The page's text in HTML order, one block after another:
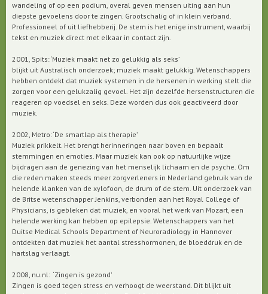
wandeling of op een podium, overal geven mensen uiting aan hun
diepste gevoelens door te zingen. Grootschalig of in klein verband.
Professioneel of uit liefhebberij. De stem is het enige instrument, waarbij
tekst en muziek direct met elkaar in contact zijn.
2001, Spits: ‘Muziek maakt net zo gelukkig als seks’
blijkt uit Australisch onderzoek; muziek maakt gelukkig. Wetenschappers
hebben ontdekt dat muziek systemen in de hersenen in werking stelt die
zorgen voor een gelukzalig gevoel. Het zijn dezelfde hersenstructuren die
reageren op voedsel en seks. Deze worden dus ook geactiveerd door
muziek.
2002, Metro: ‘De smartlap als therapie’
Muziek prikkelt. Het brengt herinneringen naar boven en bepaalt
stemmingen en emoties. Maar muziek kan ook op natuurlijke wijze
bijdragen aan de genezing van het menselijk lichaam en de psyche. Om
die reden maken steeds meer zorgverleners in Nederland gebruik van de
helende klanken van de xylofoon, de drum of de stem. Uit onderzoek van
de Britse wetenschapper Jenkins, verbonden aan het Royal College of
Physicians, is gebleken dat muziek, en vooral het werk van Mozart, een
helende werking kan hebben op epilepsie. Wetenschappers van het
Duitse Medical Schools Department of Neuroradiology in Hannover
ontdekten dat muziek het aantal stresshormonen, de bloeddruk en de
hartslag verlaagt.
2008, nu.nl: ‘Zingen is gezond’
Zingen is goed tegen stress en verhoogt de weerstand. Dit blijkt uit